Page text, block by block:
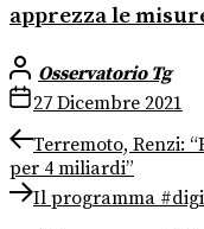
apprezza le
Osservatorio Tg
27 Dicembre 2021
Navigazione
articoli
Previous
post:
Terremoto, Renzi:
per 4 miliardi”
Next
post:
Il programma